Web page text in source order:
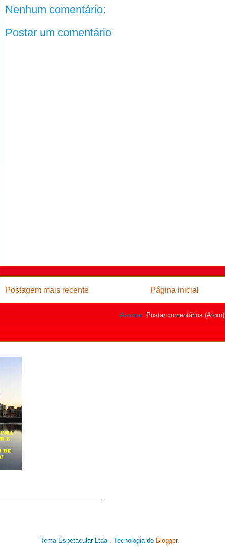
Nenhum comentário:
Postar um comentário
Postagem mais recente Página inicial
Assinar: Postar comentários (Atom)
Tema Espetacular Ltda.. Tecnologia do Blogger.